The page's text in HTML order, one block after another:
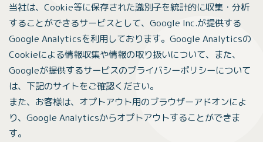
当社は、Cookie等に保存された識別子を統計的に収集・分析
することができるサービスとして、Google Inc.が提供する
Google Analyticsを利用しております。Google Analyticsの
Cookieによる情報収集や情報の取り扱いについて、また、
Googleが提供するサービスのプライバシーポリシーについて
は、下記のサイトをご確認ください。
また、お客様は、オプトアウト用のブラウザーアドオンによ
り、Google Analyticsからオプトアウトすることができま
す。